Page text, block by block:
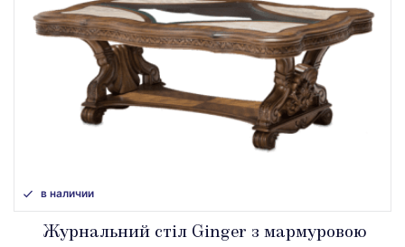
в наличии
Журнальний стіл Ginger з мармуровою